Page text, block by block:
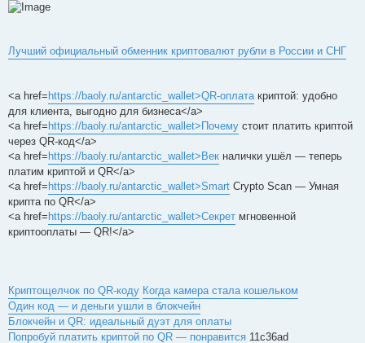
Лучший официальный обменник криптовалют рубли в России и СНГ
<a href= https://baoly.ru/antarctic_wallet>QR-оплата криптой: удобно
для клиента, выгодно для бизнеса</a>
<a href= https://baoly.ru/antarctic_wallet>Почему стоит платить криптой
через QR-код</a>
<a href= https://baoly.ru/antarctic_wallet>Век налички ушёл — теперь
платим криптой и QR</a>
<a href= https://baoly.ru/antarctic_wallet>Smart Crypto Scan — Умная
крипта по QR</a>
<a href= https://baoly.ru/antarctic_wallet>Секрет мгновенной
криптооплаты — QR!</a>
Криптощелчок по QR-коду Когда камера стала кошельком
Один код — и деньги ушли в блокчейн
Блокчейн и QR: идеальный дуэт для оплаты
Попробуй платить криптой по QR — понравится 11c36ad